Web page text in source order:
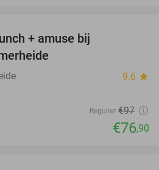
+ amuse bij
9.6 star
Regulier €97
€76,90